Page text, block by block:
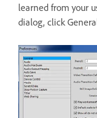
learned from your
dialog, click